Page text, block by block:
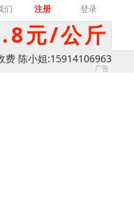
们 注册 登录
元/公斤
费 陈小姐:15914106963